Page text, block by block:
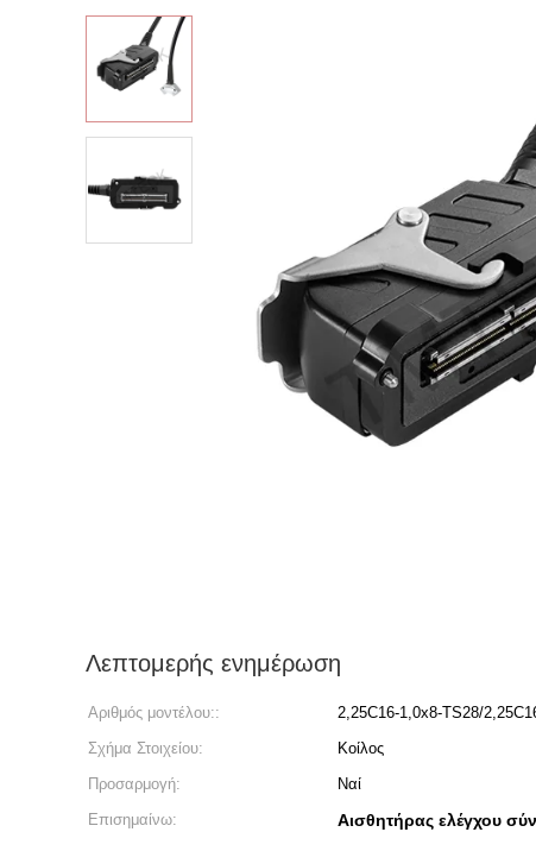
Λεπτομερής ενημέρωση
Αριθμός μοντέλου:: 2,25C16-1,0x8-TS28/
Σχήμα Στοιχείου:
Κοίλος
Προσαρμογή:
Ναί
Επισημαίνω:
Αισθητήρας ελέγχου